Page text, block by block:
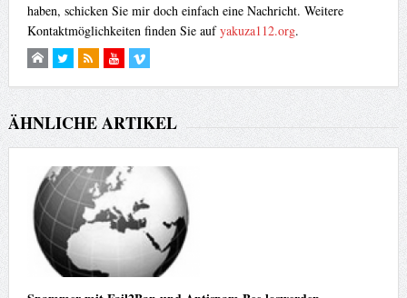
haben, schicken Sie mir doch einfach eine Nachricht. Weitere
Kontaktmöglichkeiten finden Sie aufyakuza112.org.
ÄHNLICHE ARTIKEL